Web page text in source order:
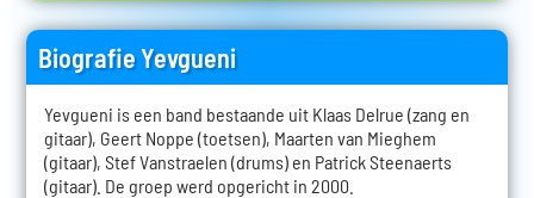
Biografie Yevgueni
Yevgueni is een band bestaande uit Klaas Delrue (zang en
gitaar), Geert Noppe (toetsen), Maarten van Mieghem
(gitaar), Stef Vanstraelen (drums) en Patrick Steenaerts
(gitaar). De groep werd opgericht in 2000.